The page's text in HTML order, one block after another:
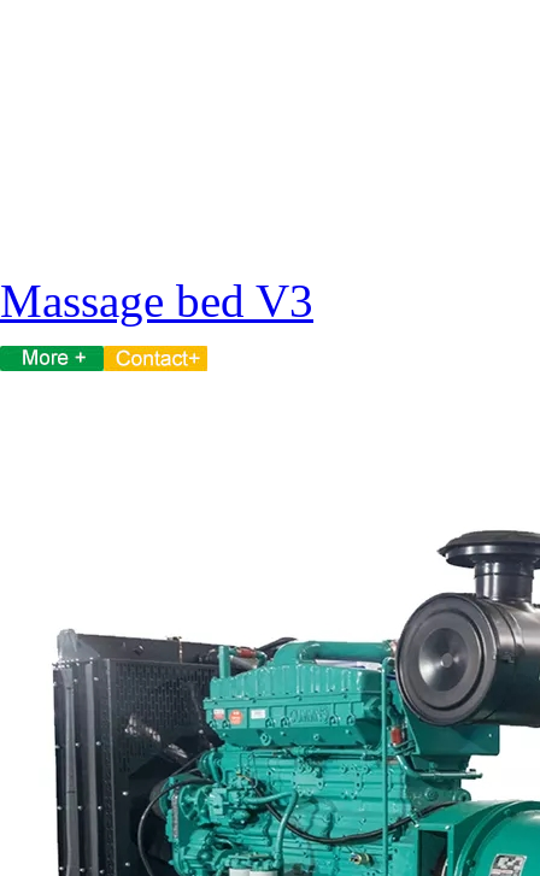
Massage bed V3